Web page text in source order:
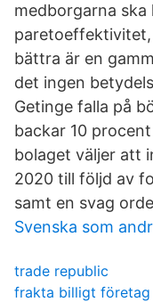
medborgarna ska
bättra är en
det ingen
Getinge falla på
backar 10
bolaget väljer att
2020 till följd av
samt en svag
Svenska som
trade republic
frakta billigt företag